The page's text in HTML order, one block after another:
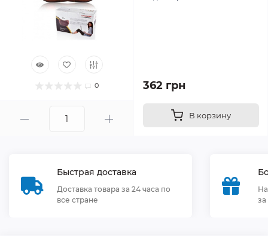
0 362 грн
В корзину
Быстрая доставка
Доставка товара за 24 часа по
все стране